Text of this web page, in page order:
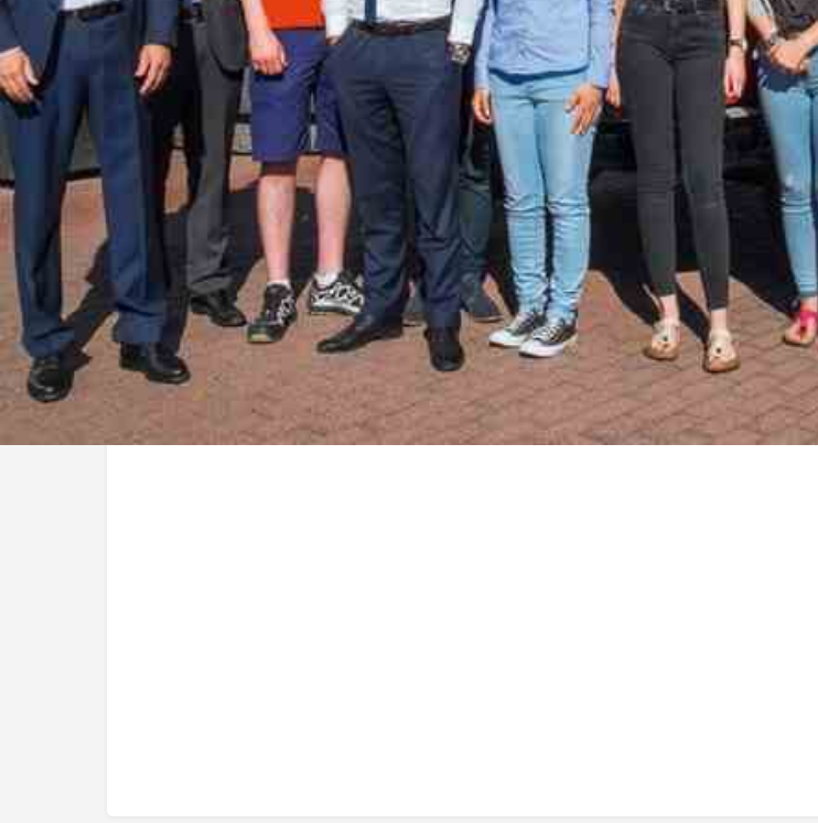
Über uns
Die Sommerlad-Unternehmensgruppe steht für Kompetenz und Herzblut in Sachen Möbel und
Einrichtungsideen. Was als Schreinerei mit Hofverkauf begann, ist über drei Generationen hinweg
zu einer Unternehmensgruppe mit über 500 Mitarbeitern an fünf Standorten in Mittelhessen
herangewachsen.
Der Verkauf ist unser Kerngeschäft, aber als Partner rund ums Wohnen begleiten wir unsere
Kunden über die Beratung und Planung ihrer Einrichtung hinaus bis hin zur Auslieferung und
Montage der Möbel. Unseren Erfolg verdanken wir den Fähigkeiten unserer Mitarbeiter vor wie
hinter den Kulissen.
Video